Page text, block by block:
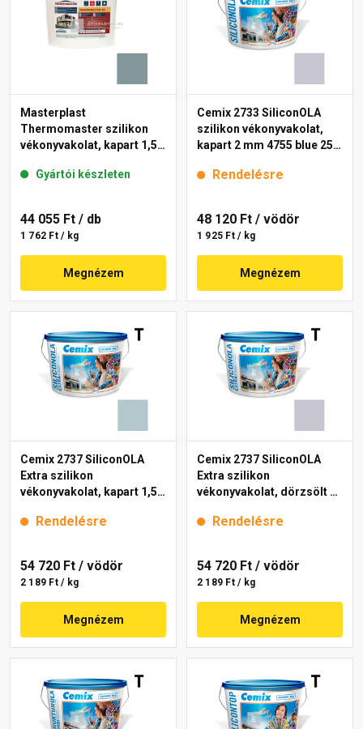
Masterplast
Thermomaster szilikon
vékonyvakolat, kapart 1,5
Gyártói készleten
44 055 Ft / db
1 762 Ft / kg
Megnézem
Cemix 2733 SiliconOLA
szilikon vékonyvakolat,
kapart 2 mm 4755 blue 25
Rendelésre
48 120 Ft / vödör
1 925 Ft / kg
Megnézem
Cemix 2737 SiliconOLA
Extra szilikon
vékonyvakolat, kapart 1,5
Rendelésre
54 720 Ft / vödör
2 189 Ft / kg
Megnézem
Cemix 2737 SiliconOLA
Extra szilikon
vékonyvakolat, dörzsölt 2
Rendelésre
54 720 Ft / vödör
2 189 Ft / kg
Megnézem